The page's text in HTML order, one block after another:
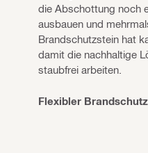
die Abschottung noch
ausbauen und
Brandschutzstein hat
damit die nachhaltige
staubfrei arbeiten.
Flexibler